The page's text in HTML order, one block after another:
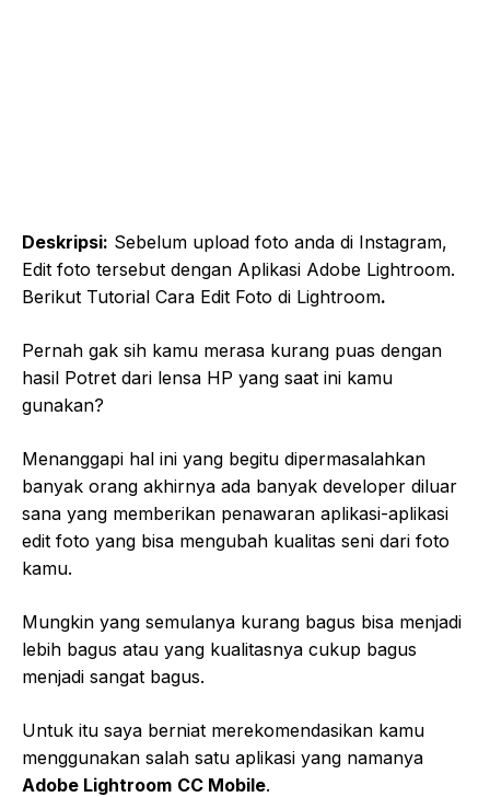
Deskripsi: Sebelum upload foto anda di Instagram,
Edit foto tersebut dengan Aplikasi Adobe Lightroom.
Berikut Tutorial Cara Edit Foto di Lightroom.
Pernah gak sih kamu merasa kurang puas dengan
hasil Potret dari lensa HP yang saat ini kamu
gunakan?
Menanggapi hal ini yang begitu dipermasalahkan
banyak orang akhirnya ada banyak developer diluar
sana yang memberikan penawaran aplikasi-aplikasi
edit foto yang bisa mengubah kualitas seni dari foto
kamu.
Mungkin yang semulanya kurang bagus bisa menjadi
lebih bagus atau yang kualitasnya cukup bagus
menjadi sangat bagus.
Untuk itu saya berniat merekomendasikan kamu
menggunakan salah satu aplikasi yang namanya
Adobe Lightroom CC Mobile.